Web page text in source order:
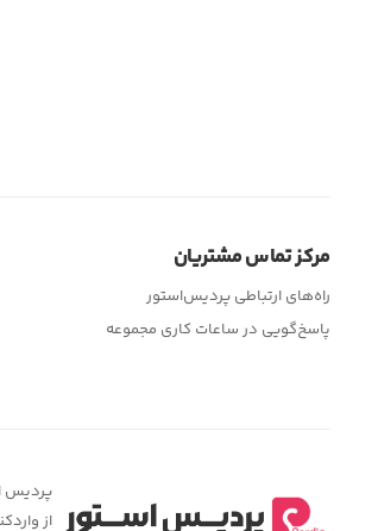
مرکز تماس مشتریان
راه‌های ارتباطی پردیس‌استور
پاسخ‌گویی در ساعات کاری مجموعه
پردیس
از